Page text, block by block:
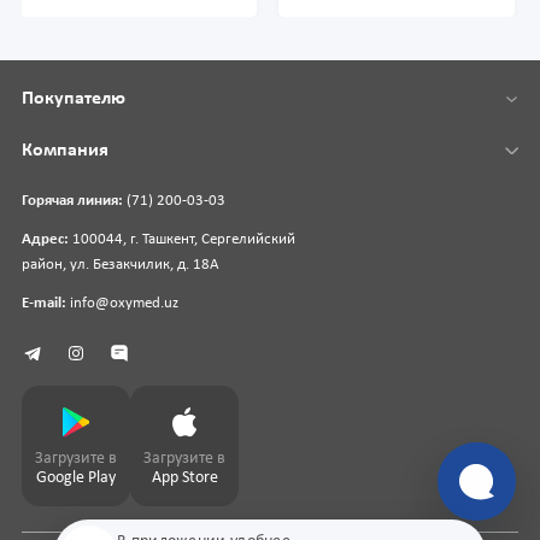
Горячая линия: (71) 200-03-03
Адрес: 100044, г. Ташкент, Сергелийский
район, ул. Безакчилик, д. 18А
E-mail: info@oxymed.uz
Покупателю
Компания
Загрузите в
Google Play
Загрузите в
App Store